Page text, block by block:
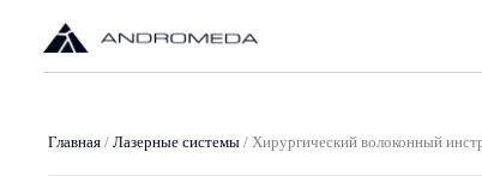
Главная / Лазерные системы / Хирургический волоконный